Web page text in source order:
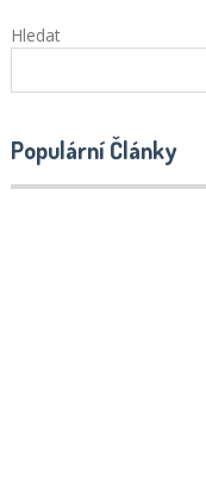
Hledat
Populární Články